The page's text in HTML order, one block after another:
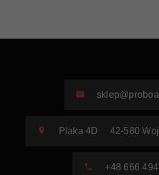
Plaka 4D 42-580
+48 666